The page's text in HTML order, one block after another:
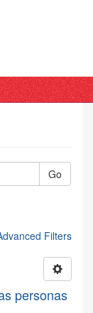
Go
Filters
personas